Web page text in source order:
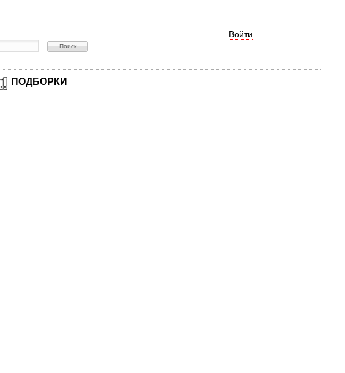
Войти
ПОДБОРКИ